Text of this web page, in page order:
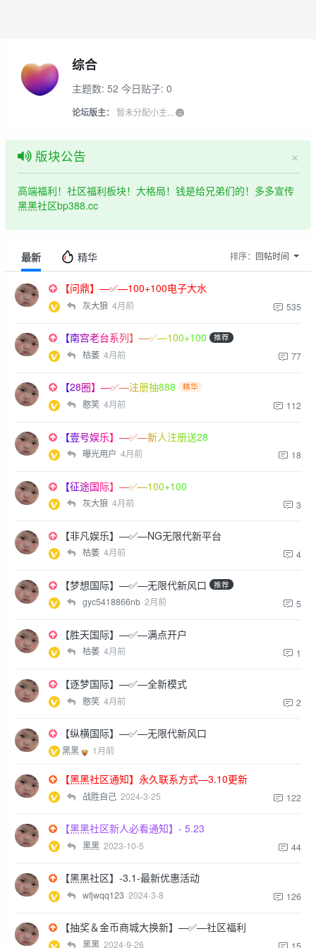
综合
主题数: 52 今日贴子: 0
论坛版主： 暂未分配小主...
×
版块公告
高端福利！社区福利板块！大格局！钱是给兄弟们的！多多宣传
黑黑社区bp388.cc
最新 精华 排序： 回帖时间
【问鼎】—✅—100+100电子大水
灰大狼 4月前 535
【南宫老台系列】—✅—100+100 推荐
枯萎 4月前 77
【28圈】—✅—注册抽888 精华
憨笑 4月前 112
【壹号娱乐】—✅—新人注册送28
曝光用户 4月前 18
【征途国际】—✅—100+100
灰大狼 4月前 3
【非凡娱乐】—✅—NG无限代新平台
枯萎 4月前 4
【梦想国际】—✅—无限代新风口 推荐
gyc5418866nb 2月前 5
【胜天国际】—✅—满点开户
枯萎 4月前 1
【逐梦国际】—✅—全新模式
憨笑 4月前 2
【纵横国际】—✅—无限代新风口
黑黑 1月前
【黑黑社区通知】永久联系方式—3.10更新
战胜自己 2024-3-25 122
【黑黑社区新人必看通知】- 5.23
黑黑 2023-10-5 44
【黑黑社区】-3.1-最新优惠活动
wfjwqq123 2024-3-8 126
【抽奖＆金币商城大换新】—✅—社区福利
黑黑 2024-9-26